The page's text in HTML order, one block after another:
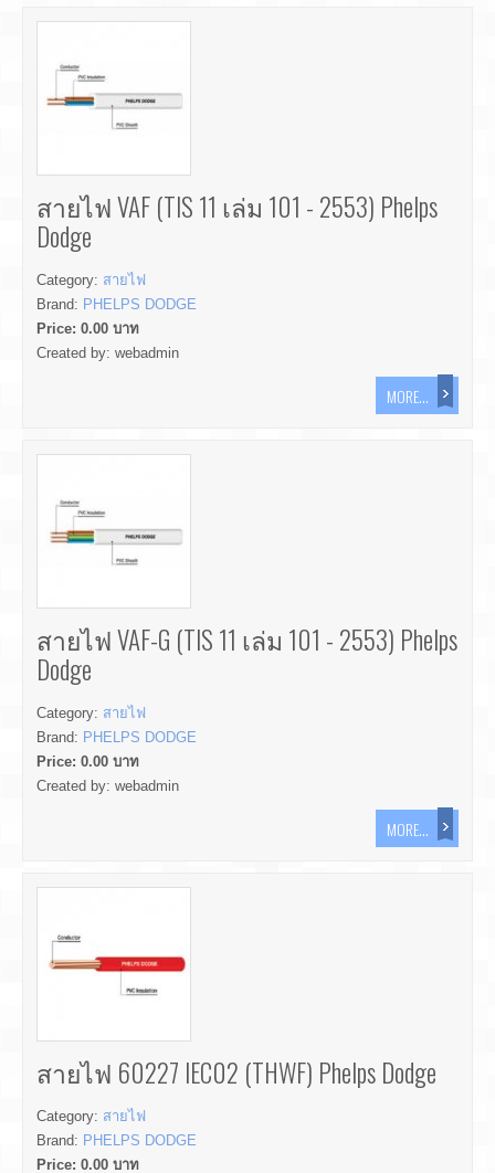
สายไฟ VAF (TIS 11 เล่ม 101 - 2553) Phelps
Dodge
Category: สายไฟ
Brand: PHELPS DODGE
Price: 0.00 บาท
Created by: webadmin
MORE...
สายไฟ VAF-G (TIS 11 เล่ม 101 - 2553) Phelps
Dodge
Category: สายไฟ
Brand: PHELPS DODGE
Price: 0.00 บาท
Created by: webadmin
MORE...
สายไฟ 60227 IEC02 (THWF) Phelps Dodge
Category: สายไฟ
Brand: PHELPS DODGE
Price: 0.00 บาท